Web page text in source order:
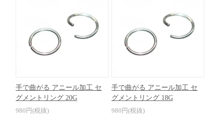
手で曲がる アニール加工 セ
グメントリング 20G
980円(税抜)
手で曲がる アニール加工 セ
グメントリング 18G
980円(税抜)